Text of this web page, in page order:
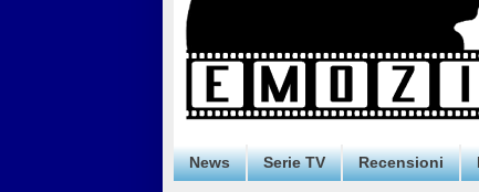
News Serie TV Recensioni